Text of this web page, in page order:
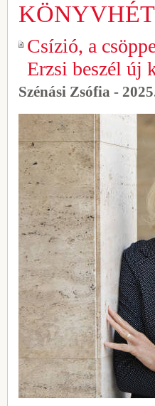
Csízió, a
Erzsi beszél új
Szénási Zsófia -